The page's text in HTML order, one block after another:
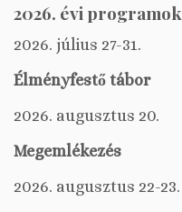
2026. évi programok
2026. július 27-31.
Élményfestő tábor
2026. augusztus 20.
Megemlékezés
2026. augusztus 22-23.